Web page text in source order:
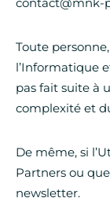
Toute
l’Informatique
pas fait suite à
complexité et
De même, si
Partners ou
newsletter.